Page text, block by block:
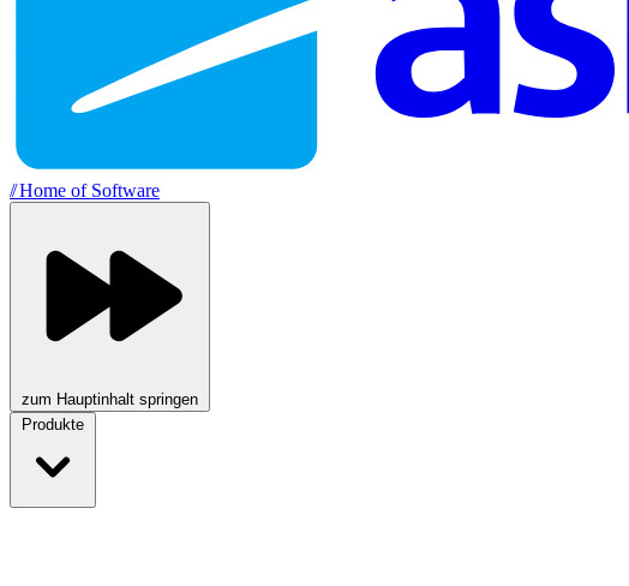
//Home of Software
zum Hauptinhalt springen
Produkte